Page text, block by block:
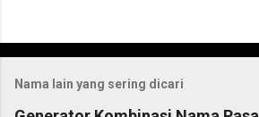
o
m
m
Nama lain yang sering dicari